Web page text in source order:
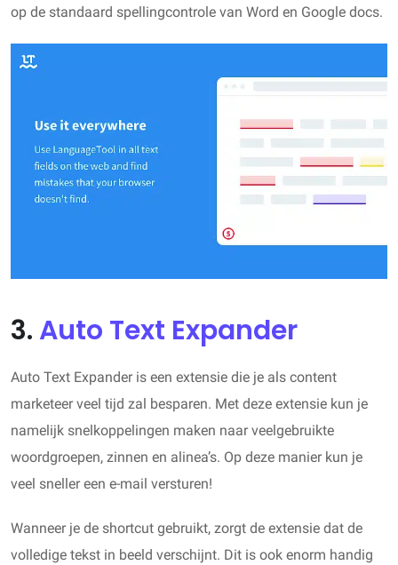
op de standaard spellingcontrole van Word en Google docs.
3. Auto Text Expander
Auto Text Expander is een extensie die je als content
marketeer veel tijd zal besparen. Met deze extensie kun je
namelijk snelkoppelingen maken naar veelgebruikte
woordgroepen, zinnen en alinea’s. Op deze manier kun je
veel sneller een e-mail versturen!
Wanneer je de shortcut gebruikt, zorgt de extensie dat de
volledige tekst in beeld verschijnt. Dit is ook enorm handig